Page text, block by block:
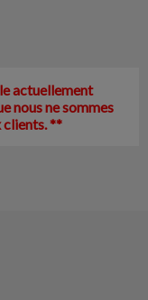
actuellement
nous ne sommes
clients. **